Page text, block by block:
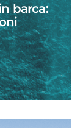
barca: